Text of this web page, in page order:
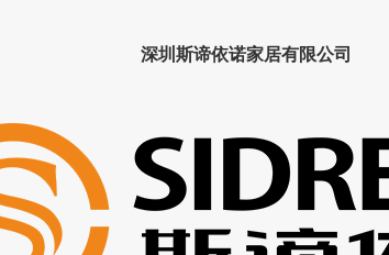
深圳斯谛依诺家居有限公司